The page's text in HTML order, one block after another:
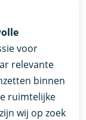
voor
relevante
binnen
ruimtelijke
wij op zoek